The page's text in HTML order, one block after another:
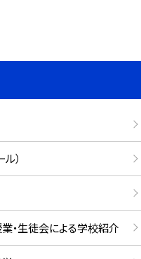
）
生徒会による学校紹介